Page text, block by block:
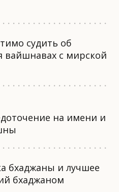
судить об
вайшнавах с мирской
на имени и
бхаджаны и лучшее
бхаджаном